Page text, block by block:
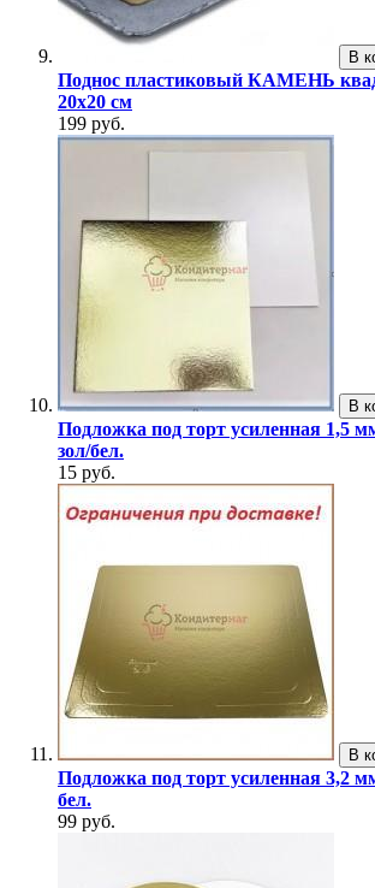
В
Поднос пластиковый КАМЕНЬ
20х20 см
199 руб.
В
Подложка под торт усиленная 1,5
зол/бел.
15 руб.
В
Подложка под торт усиленная 3,2
бел.
99 руб.